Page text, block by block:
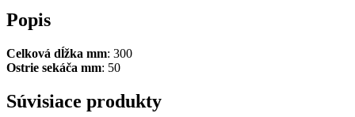
Popis
Celková dĺžka mm: 300
Ostrie sekáča mm: 50
Súvisiace produkty